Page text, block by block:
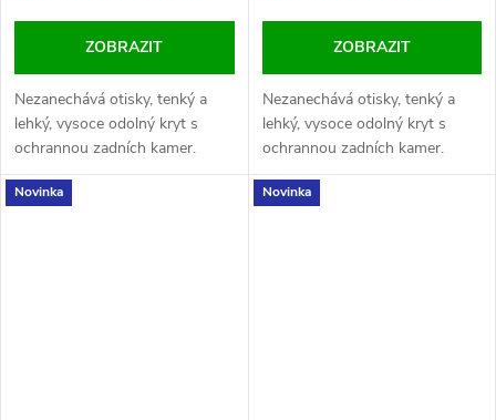
ZOBRAZIT
Nezanechává otisky, tenký a
lehký, vysoce odolný kryt s
ochrannou zadních kamer.
ZOBRAZIT
Nezanechává otisky, tenký a
lehký, vysoce odolný kryt s
ochrannou zadních kamer.
Novinka Novinka